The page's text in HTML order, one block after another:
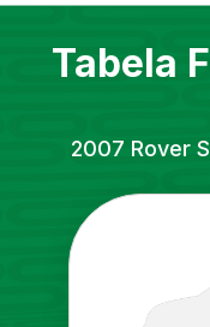
Tabela
2007 Rover